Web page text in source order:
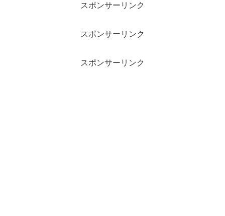
スポンサーリンク
スポンサーリンク
スポンサーリンク